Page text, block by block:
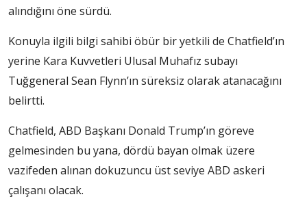
alındığını öne sürdü.
Konuyla ilgili bilgi sahibi öbür bir yetkili de Chatfield’ın
yerine Kara Kuvvetleri Ulusal Muhafız subayı
Tuğgeneral Sean Flynn’ın süreksiz olarak atanacağını
belirtti.
Chatfield, ABD Başkanı Donald Trump’ın göreve
gelmesinden bu yana, dördü bayan olmak üzere
vazifeden alınan dokuzuncu üst seviye ABD askeri
çalışanı olacak.